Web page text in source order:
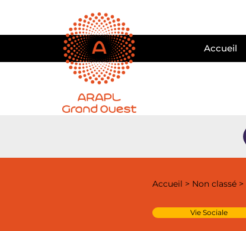
Accueil
Accueil > Non classé >
Vie Sociale